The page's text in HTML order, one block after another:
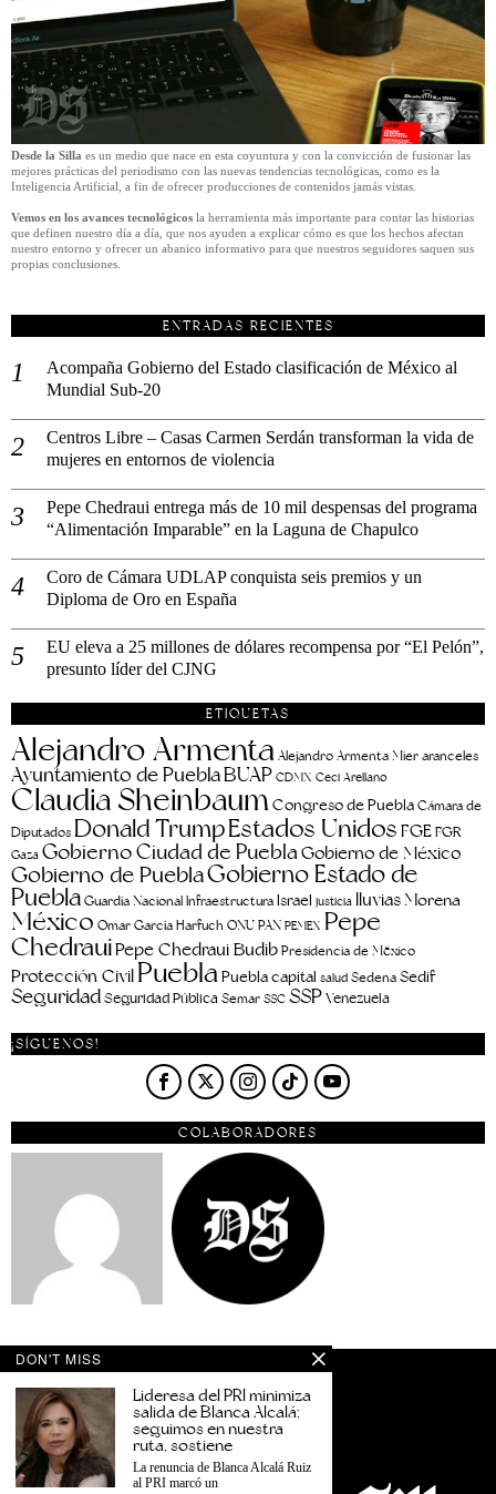
Desde la Silla es un medio que nace en esta coyuntura y con la convicción de fusionar las
mejores prácticas del periodismo con las nuevas tendencias tecnológicas, como es la
Inteligencia Artificial, a fin de ofrecer producciones de contenidos jamás vistas.
Vemos en los avances tecnológicos la herramienta más importante para contar las historias
que definen nuestro día a día, que nos ayuden a explicar cómo es que los hechos afectan
nuestro entorno y ofrecer un abanico informativo para que nuestros seguidores saquen sus
propias conclusiones.
ENTRADAS RECIENTES
Acompaña Gobierno del Estado clasificación de México al
Mundial Sub-20
Centros Libre – Casas Carmen Serdán transforman la vida de
mujeres en entornos de violencia
Pepe Chedraui entrega más de 10 mil despensas del programa
“Alimentación Imparable” en la Laguna de Chapulco
Coro de Cámara UDLAP conquista seis premios y un
Diploma de Oro en España
EU eleva a 25 millones de dólares recompensa por “El Pelón”,
presunto líder del CJNG
ETIQUETAS
Alejandro Armenta Alejandro Armenta Mier aranceles
Ayuntamiento de PueblaBUAP CDMX Ceci Arellano
Claudia SheinbaumCongreso de Puebla Cámara de
Diputados Donald TrumpEstados Unidos FGEFGR
Gaza Gobierno Ciudad de Puebla Gobierno de México
Gobierno de PueblaGobierno Estado de
PueblaGuardia Nacional Infraestructura Israel justicia lluvias Morena
México Omar García Harfuch ONU PAN PEMEX Pepe
ChedrauiPepe Chedraui BudibPresidencia de México
Protección Civil PueblaPuebla capital salud Sedena Sedif
SeguridadSeguridad Pública Semar SSC SSPVenezuela
¡SÍGUENOS!
COLABORADORES
DON'T MISS
Lideresa del PRI minimiza
salida de Blanca Alcalá;
seguimos en nuestra
ruta, sostiene
La renuncia de Blanca Alcalá Ruiz
al PRI marcó un